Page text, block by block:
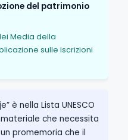
del patrimonio
Media della
sulle iscrizioni
è nella Lista UNESCO
che necessita
promemoria che il